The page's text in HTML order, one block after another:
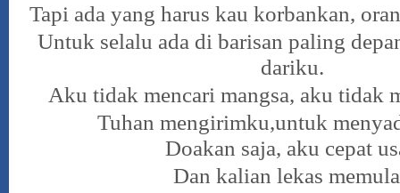
Tapi ada yang harus kau korbankan,
Untuk selalu ada di barisan paling
dariku.
Aku tidak mencari mangsa, aku tidak
Tuhan mengirimku,untuk
Doakan saja, aku cepat
Dan kalian lekas